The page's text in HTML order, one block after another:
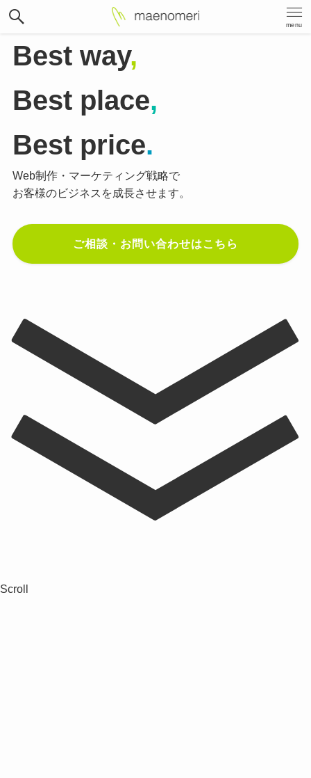
menu
Best way,
Best place,
Best price.
Web制作・マーケティング戦略で
お客様のビジネスを成長させます。
ご相談・お問い合わせはこちら
Scroll